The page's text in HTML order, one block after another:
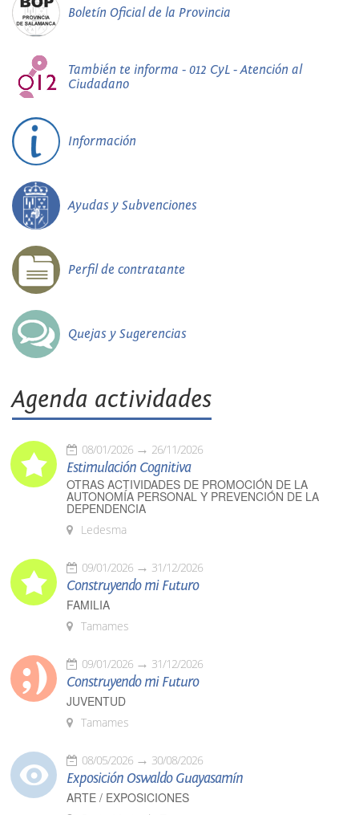
Boletín Oficial de la Provincia
También te informa - 012 CyL - Atención al
Ciudadano
Información
Ayudas y Subvenciones
Perfil de contratante
Quejas y Sugerencias
Agenda actividades
08/01/2026 26/11/2026
Estimulación Cognitiva
OTRAS ACTIVIDADES DE PROMOCIÓN DE LA
AUTONOMÍA PERSONAL Y PREVENCIÓN DE LA
DEPENDENCIA
Ledesma
09/01/2026 31/12/2026
Construyendo mi Futuro
FAMILIA
Tamames
09/01/2026 31/12/2026
Construyendo mi Futuro
JUVENTUD
Tamames
08/05/2026 30/08/2026
Exposición Oswaldo Guayasamín
ARTE / EXPOSICIONES